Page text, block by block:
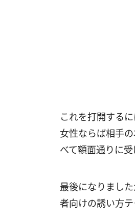
これを打開する
女性ならば相手
べて額面通りに
最後になりまし
者向けの誘い方テ